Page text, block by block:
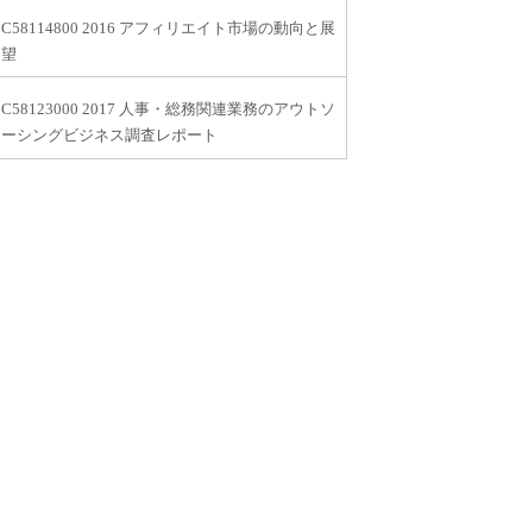
C58114800 2016 アフィリエイト市場の動向と展
望
C58123000 2017 人事・総務関連業務のアウトソ
ーシングビジネス調査レポート